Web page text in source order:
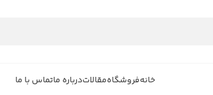
خانهفروشگاهمقالاتدرباره ماتماس با ما